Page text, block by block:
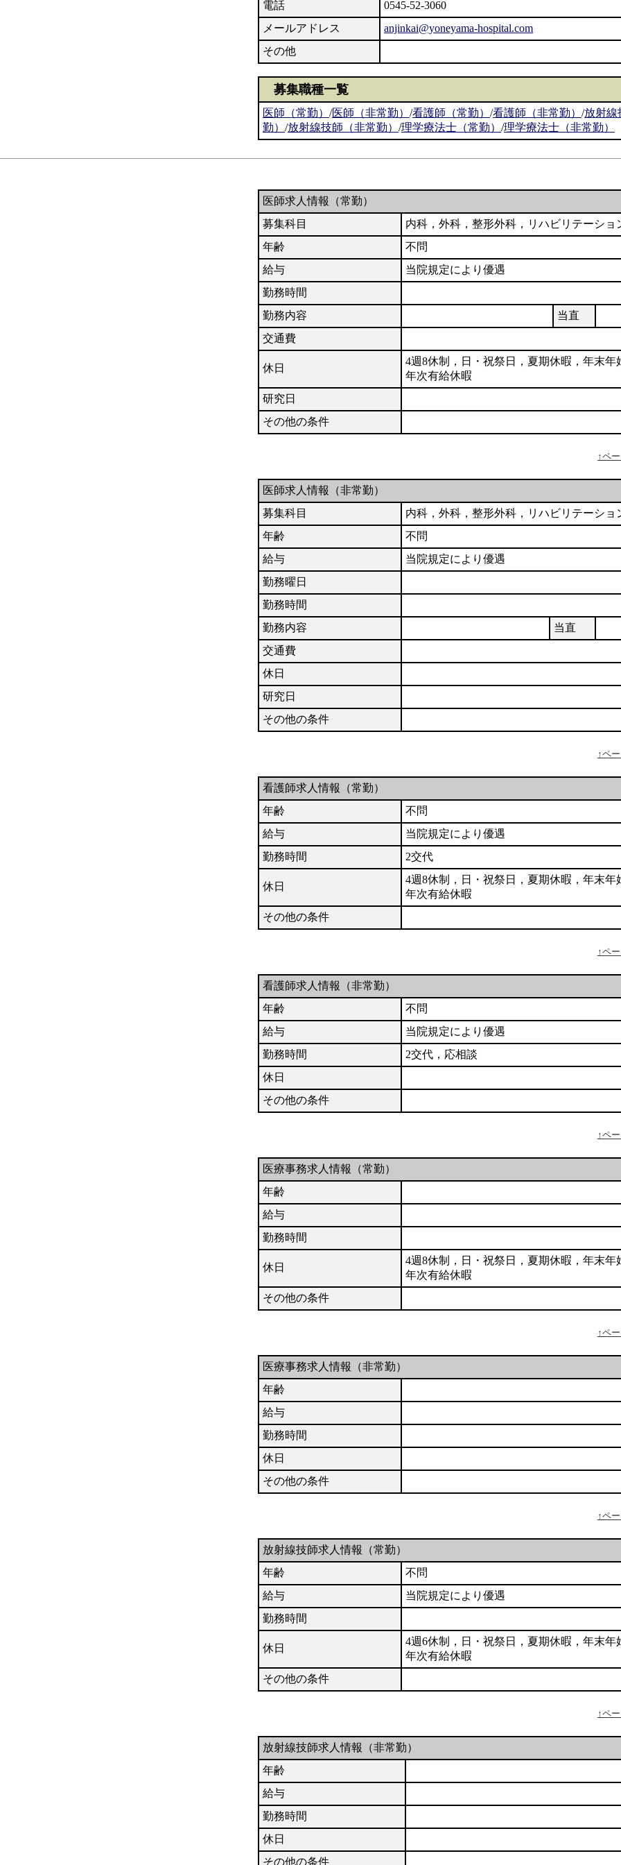
電話
0545-52-3060
メールアドレス
anjinkai@yoneyama-hospital.com
その他
募集職種一覧
医師（常勤） /医師（非常勤） /看護師（常勤） /看護師（非常勤） /放射線
勤） /放射線技師（非常勤） /理学療法士（常勤） /理学療法士（非常勤）
医師求人情報（常勤）
募集科目
内科，外科，整形外科，リハビリテーショ
年齢
不問
給与
当院規定により優遇
勤務時間
勤務内容
当直
交通費
休日
4週8休制，日・祝祭日，夏期休暇，年末年
年次有給休暇
研究日
その他の条件
↑ペ
医師求人情報（非常勤）
募集科目
内科，外科，整形外科，リハビリテーショ
年齢
不問
給与
当院規定により優遇
勤務曜日
勤務時間
勤務内容
当直
交通費
休日
研究日
その他の条件
↑ペ
看護師求人情報（常勤）
年齢
不問
給与
当院規定により優遇
勤務時間
2交代
休日
4週8休制，日・祝祭日，夏期休暇，年末年
年次有給休暇
その他の条件
↑ペ
看護師求人情報（非常勤）
年齢
不問
給与
当院規定により優遇
勤務時間
2交代，応相談
休日
その他の条件
↑ペ
医療事務求人情報（常勤）
年齢
給与
勤務時間
休日
4週8休制，日・祝祭日，夏期休暇，年末年
年次有給休暇
その他の条件
↑ペ
医療事務求人情報（非常勤）
年齢
給与
勤務時間
休日
その他の条件
↑ペ
放射線技師求人情報（常勤）
年齢
不問
給与
当院規定により優遇
勤務時間
休日
4週6休制，日・祝祭日，夏期休暇，年末年
年次有給休暇
その他の条件
↑ペ
放射線技師求人情報（非常勤）
年齢
給与
勤務時間
休日
その他の条件